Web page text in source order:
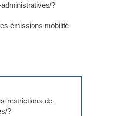
?
émissions mobilité
restrictions-de-
?